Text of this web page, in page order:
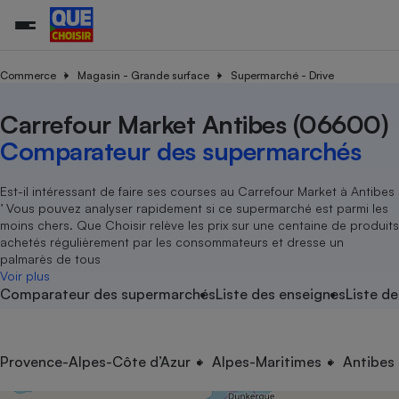
Commerce Magasin - Grande surface Supermarché - Drive
Carrefour Market Antibes (06600)
Comparateur des supermarchés
Est-il intéressant de faire ses courses au Carrefour Market à Antibes
’ Vous pouvez analyser rapidement si ce supermarché est parmi les
moins chers. Que Choisir relève les prix sur une centaine de produits
achetés régulièrement par les consommateurs et dresse un
palmarès de tous
Voir plus
Comparateur des supermarchésListe des enseignesListe
Provence-Alpes-Côte d’Azur Alpes-Maritimes Antibes
Additifs
Nutrition
Assurance auto
Magasin - Grande surface
Méthode de vente -
Organismes de défense
Système judiciairegratuit
Déchet
Achat - Vente - Travaux
Location
Sport
électrique
Démarche administrative
Senior
Service marchand
Train
Transport aérien
Toutes les actualités
Enquêtes
Guides d'achat
Conseils
Brèves
Tous les services
Soumettre un litige
Lettres types
Rencontrer une association locale
Tous nos combats
Nos actions
Nos grandes victoires
Les billets de la présidente
Nos associations locales
Nous rejoindre
En savoir plus sur Que Choisir Ensemble
nous ?
L’association
Nos missions
Notre méthodologie
Notre financement
Nos partenaires
Nous rejoindre